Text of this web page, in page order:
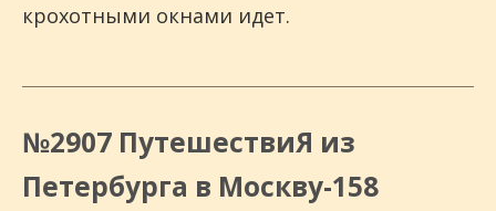
крохотными окнами идет.
№2907 ПутешествиЯ из
Петербурга в Москву-158